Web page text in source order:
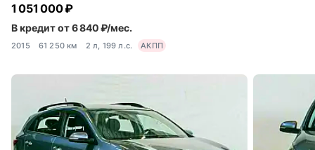
1 051 000 ₽
В кредит от 6 840 ₽/мес.
2015 61 250 км 2 л, 199 л.с. АКПП